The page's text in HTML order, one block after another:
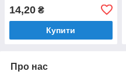
14,20 ₴
Купити
Про нас